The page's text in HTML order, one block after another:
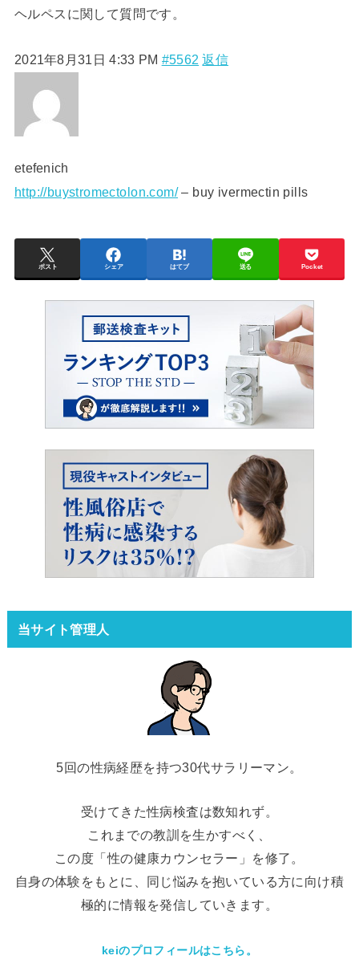
ヘルペスに関して質問です。
2021年8月31日 4:33 PM #5562 返信
etefenich
http://buystromectolon.com/– buy ivermectin pills
ポスト シェア はてブ 送る Pocket
当サイト管理人
5回の性病経歴を持つ30代サラリーマン。
受けてきた性病検査は数知れず。
これまでの教訓を生かすべく、
この度「性の健康カウンセラー」を修了。
自身の体験をもとに、同じ悩みを抱いている方に向け積
極的に情報を発信していきます。
keiのプロフィールはこちら。